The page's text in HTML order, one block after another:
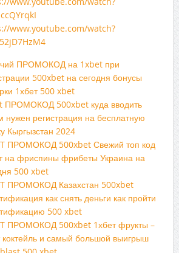
www.youtube.com/watch?
ПРОМОКОД на 1xbet при
500xbet на сегодня бонусы
1хбет 500 xbet
ПРОМОКОД 500xbet куда вводить
нужен регистрация на бесплатную
Кыргызстан 2024
ПРОМОКОД 500xbet Свежий топ код
на фриспины фрибеты Украина на
500 xbet
ПРОМОКОД Казахстан 500xbet
как снять деньги как пройти
500 xbet
ПРОМОКОД 500xbet 1хбет фрукты –
и самый большой выигрыш